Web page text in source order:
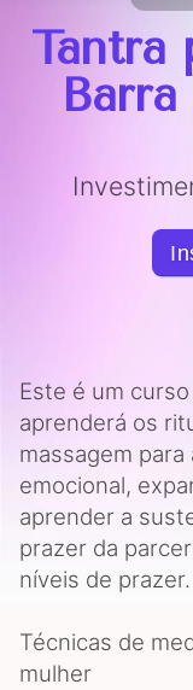
Tantra
Este é um
aprenderá os
massagem
emocional,
aprender a
prazer da
níveis de prazer.
Técnicas de
mulher